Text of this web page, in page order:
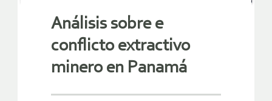
Análisis sobre e
conflicto extractivo
minero en Panamá